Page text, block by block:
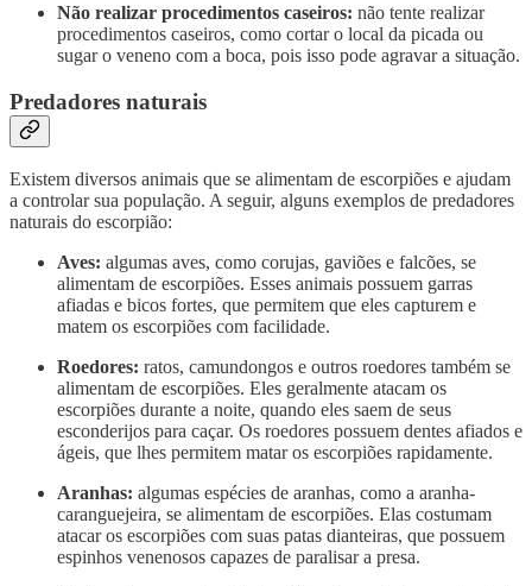
Não realizar procedimentos caseiros: não tente realizar
procedimentos caseiros, como cortar o local da picada ou
sugar o veneno com a boca, pois isso pode agravar a situação.
Predadores naturais
Existem diversos animais que se alimentam de escorpiões e ajudam
a controlar sua população. A seguir, alguns exemplos de predadores
naturais do escorpião:
Aves: algumas aves, como corujas, gaviões e falcões, se
alimentam de escorpiões. Esses animais possuem garras
afiadas e bicos fortes, que permitem que eles capturem e
matem os escorpiões com facilidade.
Roedores: ratos, camundongos e outros roedores também se
alimentam de escorpiões. Eles geralmente atacam os
escorpiões durante a noite, quando eles saem de seus
esconderijos para caçar. Os roedores possuem dentes afiados e
ágeis, que lhes permitem matar os escorpiões rapidamente.
Aranhas: algumas espécies de aranhas, como a aranha-
caranguejeira, se alimentam de escorpiões. Elas costumam
atacar os escorpiões com suas patas dianteiras, que possuem
espinhos venenosos capazes de paralisar a presa.